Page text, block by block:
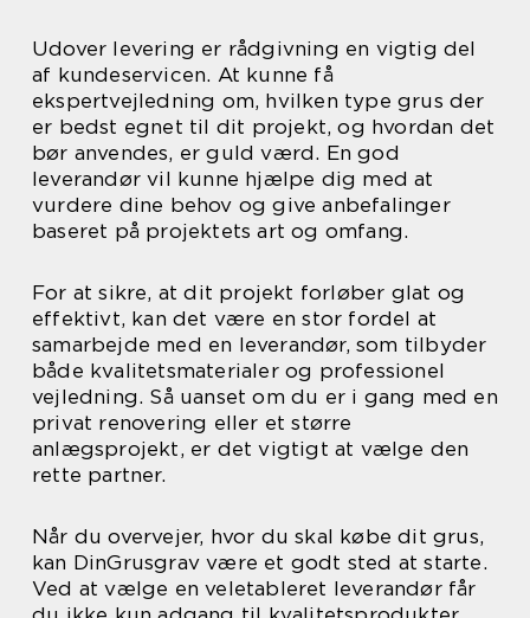
Udover levering er rådgivning en vigtig del
af kundeservicen. At kunne få
ekspertvejledning om, hvilken type grus der
er bedst egnet til dit projekt, og hvordan det
bør anvendes, er guld værd. En god
leverandør vil kunne hjælpe dig med at
vurdere dine behov og give anbefalinger
baseret på projektets art og omfang.
For at sikre, at dit projekt forløber glat og
effektivt, kan det være en stor fordel at
samarbejde med en leverandør, som tilbyder
både kvalitetsmaterialer og professionel
vejledning. Så uanset om du er i gang med en
privat renovering eller et større
anlægsprojekt, er det vigtigt at vælge den
rette partner.
Når du overvejer, hvor du skal købe dit grus,
kan DinGrusgrav være et godt sted at starte.
Ved at vælge en veletableret leverandør får